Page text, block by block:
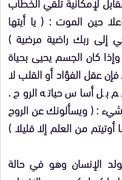
حين الموت : ( يا أيتها
إلى ربك راضية مرضية )
الفجر / 27 ـ 28 . وإذا كان الجسم يحيى بحياة
عقل الفؤاد أو القلب لا
بل أساس حياته الروح ‍‍‍.
: ( ويسألونك عن الروح
من العلم إلا قليلا )
الإنسان وهو في حالة